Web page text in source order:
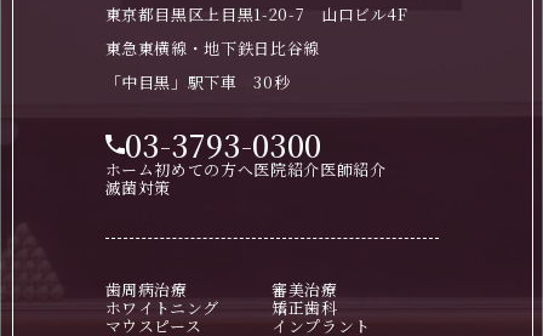
東京都目黒区上目黒1-20-7 山口ビル4F
東急東横線・地下鉄日比谷線
「中目黒」駅下車 30秒
03-3793-0300
ホーム初めての方へ医院紹介医師紹介
滅菌対策
歯周病治療 審美治療
ホワイトニング 矯正歯科
マウスピース インプラント